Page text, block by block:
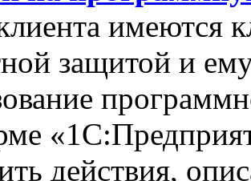
имеются
защитой и
действия,